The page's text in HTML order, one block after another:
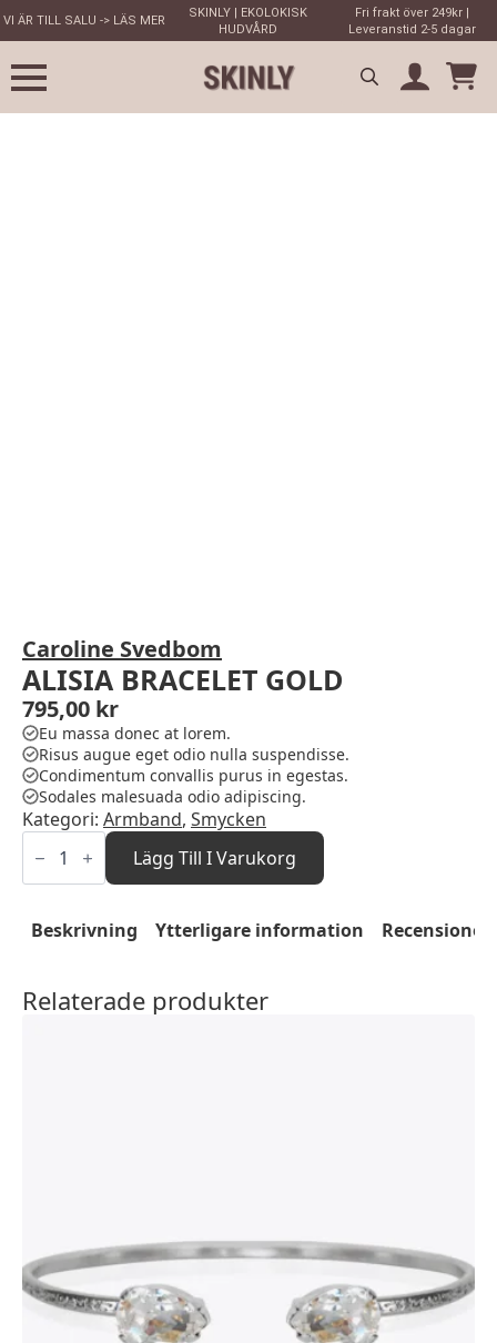
VI ÄR TILL SALU -> LÄS MER
SKINLY | EKOLOKISK
HUDVÅRD
Fri frakt över 249kr |
Leveranstid 2-5 dagar
Search
Caroline Svedbom
ALISIA BRACELET GOLD
795,00 kr
Eu massa donec at lorem.
Risus augue eget odio nulla suspendisse.
Condimentum convallis purus in egestas.
Sodales malesuada odio adipiscing.
Kategori: Armband, Smycken
ALISIA
BRACELET
mängd
Lägg Till I Varukorg
Beskrivning Ytterligare information Recensioner
Relaterade produkter